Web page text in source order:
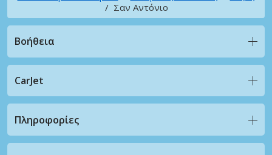
Σαν Αντόνιο
Βοήθεια
CarJet
Πληροφορίες